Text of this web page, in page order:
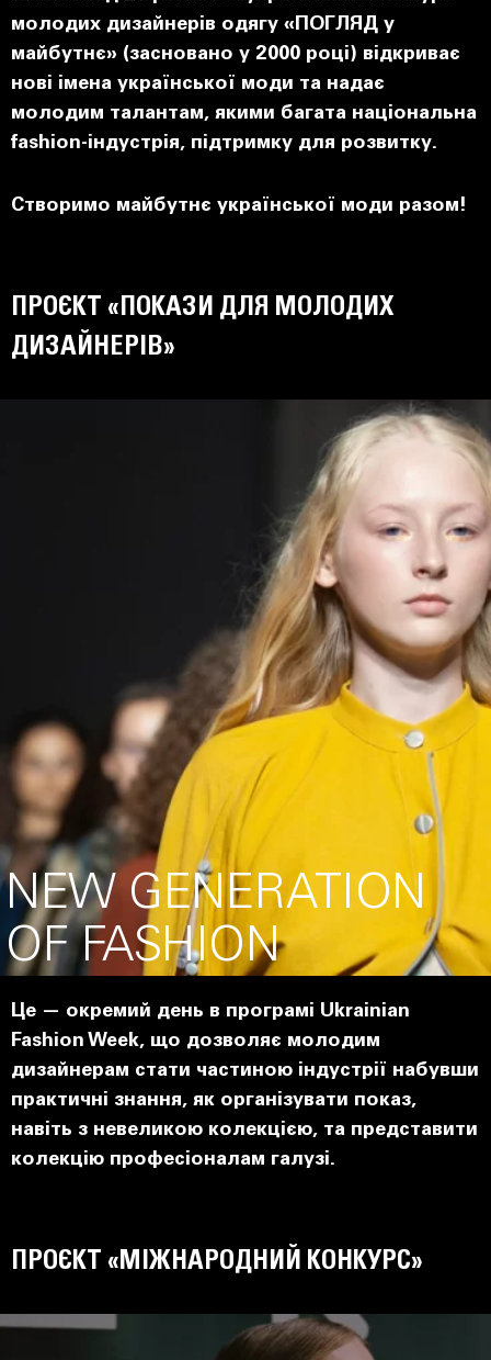
молодих дизайнерів одягу «ПОГЛЯД у
майбутнє» (засновано у 2000 році) відкриває
нові імена української моди та надає
молодим талантам, якими багата національна
fashion-індустрія, підтримку для розвитку.
Створимо майбутнє української моди разом!
ПРОЄКТ «ПОКАЗИ ДЛЯ МОЛОДИХ
ДИЗАЙНЕРІВ»
NEW GENERATION
OF FASHION
Це — окремий день в програмі Ukrainian
Fashion Week, що дозволяє молодим
дизайнерам стати частиною індустрії набувши
практичні знання, як організувати показ,
навіть з невеликою колекцією, та представити
колекцію професіоналам галузі.
ПРОЄКТ «МІЖНАРОДНИЙ КОНКУРС»